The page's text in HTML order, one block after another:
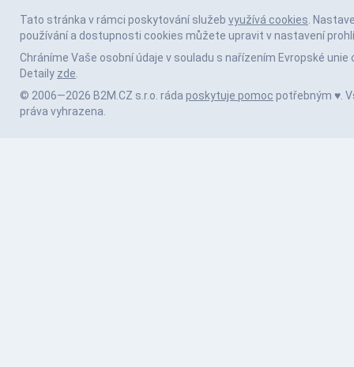
Tato stránka v rámci poskytování služeb využívá cookies .
používání a dostupnosti cookies můžete upravit v nastavení
Chráníme Vaše osobní údaje v souladu s nařízením Evropské unie
Detaily zde
© 2006—2026 B2M.CZ s.r.o. ráda poskytuje pomoc potřebným ♥️.
práva vyhrazena.